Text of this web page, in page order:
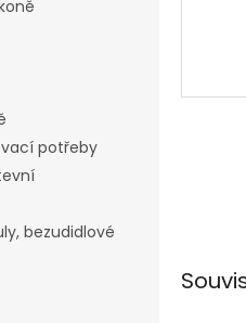
potřeby
bezudidlové